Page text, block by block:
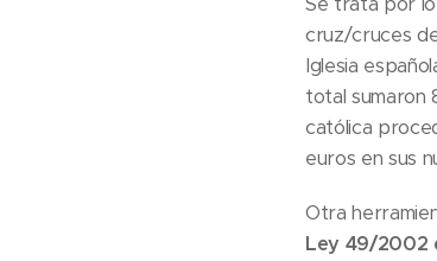
cruz/cruces
Iglesia
total sumaron
católica
euros en sus
Otra
Ley 49/2002